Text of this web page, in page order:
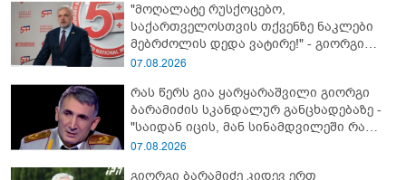
"მოღალატე რუსქოცებო,
საქართველოსთვის თქვენზე ნაკლები
მებრძოლის დედა ვატირე!" - გიორგი
ბარამიძე
07.08.2026
რას წერს გია ყარყარაშვილი გიორგი
ბარამიძის სკანდალურ განცხადებაზე -
"საიდან იცის, მან სინამდვილეში რა
ხდებოდა, როცა ის აფხაზეთის ომში, თუ
07.08.2026
გიორგი ბარამიძე კიდევ ერთ